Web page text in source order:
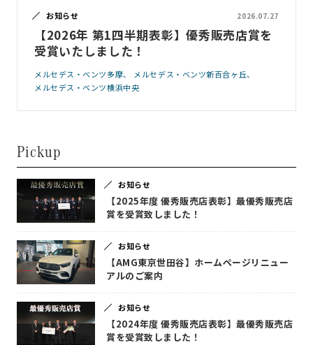
お知らせ 2026.07.27
【2026年 第1四半期表彰】優秀販売店賞を
受賞いたしました！
メルセデス・ベンツ多摩
メルセデス・ベンツ新百合ヶ丘
メルセデス・ベンツ横浜中央
Pickup
お知らせ
【2025年度 優秀販売店表彰】最優秀販売店
賞を受賞致しました！
お知らせ
【AMG東京世田谷】ホームページリニュー
アルのご案内
お知らせ
【2024年度 優秀販売店表彰】最優秀販売店
賞を受賞致しました！